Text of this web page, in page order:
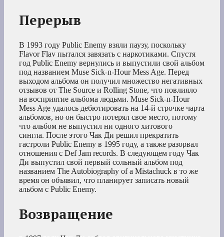
Перерыв
В 1993 году Public Enemy взяли паузу, поскольку
Flavor Flav пытался завязать с наркотиками. Спустя
год Public Enemy вернулись и выпустили свой альбом
под названием Muse Sick-n-Hour Mess Age. Перед
выходом альбома он получил множество негативных
отзывов от The Source и Rolling Stone, что повлияло
на восприятие альбома людьми. Muse Sick-n-Hour
Mess Age удалось дебютировать на 14-й строчке чарта
альбомов, но он быстро потерял свое место, потому
что альбом не выпустил ни одного хитового
сингла. После этого Чак Ди решил прекратить
гастроли Public Enemy в 1995 году, а также разорвал
отношения с Def Jam records. В следующем году Чак
Ди выпустил свой первый сольный альбом под
названием The Autobiography of a Mistachuck в то же
время он объявил, что планирует записать новый
альбом с Public Enemy.
Возвращение